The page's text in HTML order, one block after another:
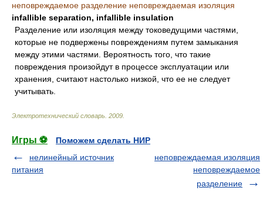
неповреждаемое разделение неповреждаемая изоляция
infallible separation, infallible insulation
Разделение или изоляция между токоведущими частями,
которые не подвержены повреждениям путем замыкания
между этими частями. Вероятность того, что такие
повреждения произойдут в процессе эксплуатации или
хранения, считают настолько низкой, что ее не следует
учитывать.
Электротехнический словарь 2009
Игры ⚽
Поможем сделать НИР
нелинейный источник
питания
неповреждаемая изоляция
неповреждаемое
разделение